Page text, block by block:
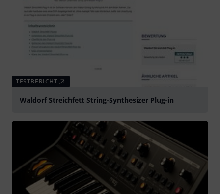
TESTBERICHT
Waldorf Streichfett String-Synthesizer Plug-in